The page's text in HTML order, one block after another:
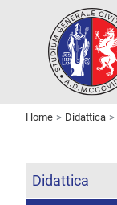
Home Didattica
Didattica